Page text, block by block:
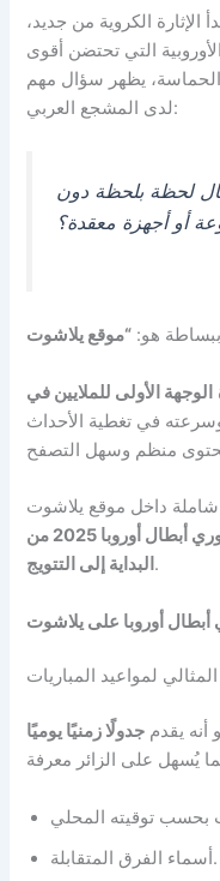
الإثارة الكروية من جديد،
التي تحتضن أقوى
يظهر سؤال مهم
لدى المشجع العربي:
لحظة بلحظة دون
أو أجهزة معقدة؟
هو:
الوجهة الأولى للملايين في
في تغطية الأحداث
داخل موقع يلاشوت
أفضل الطرق لمتابعة دوري أبطال أوروبا 2025 من
البداية إلى التتويج .
أبطال أوروبا على يلاشوت
المثالي لمواعيد المباريات
أنه يقدم جدولًا زمنيًا يوميًا
أسماء الفرق المتقابلة.